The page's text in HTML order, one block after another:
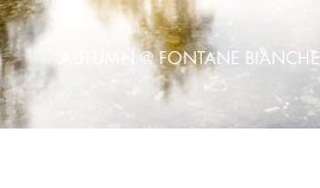
AUTUMN @ FONTANE BIANCHE